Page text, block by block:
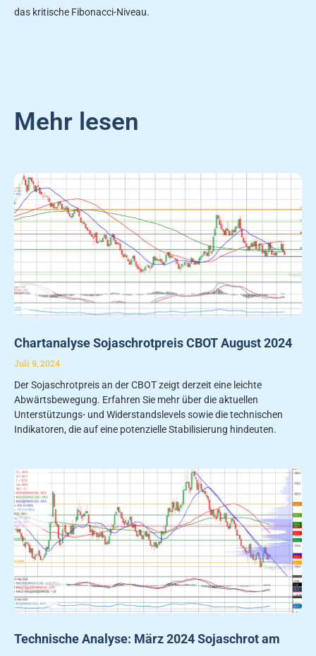
das kritische Fibonacci-Niveau.
Mehr lesen
Chartanalyse Sojaschrotpreis CBOT August 2024
Juli 9, 2024
Der Sojaschrotpreis an der CBOT zeigt derzeit eine leichte
Abwärtsbewegung. Erfahren Sie mehr über die aktuellen
Unterstützungs- und Widerstandslevels sowie die technischen
Indikatoren, die auf eine potenzielle Stabilisierung hindeuten.
Technische Analyse: März 2024 Sojaschrot am